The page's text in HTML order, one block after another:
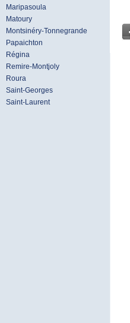
Maripasoula
Matoury
Montsinéry-Tonnegrande
Papaichton
Régina
Remire-Montjoly
Roura
Saint-Georges
Saint-Laurent